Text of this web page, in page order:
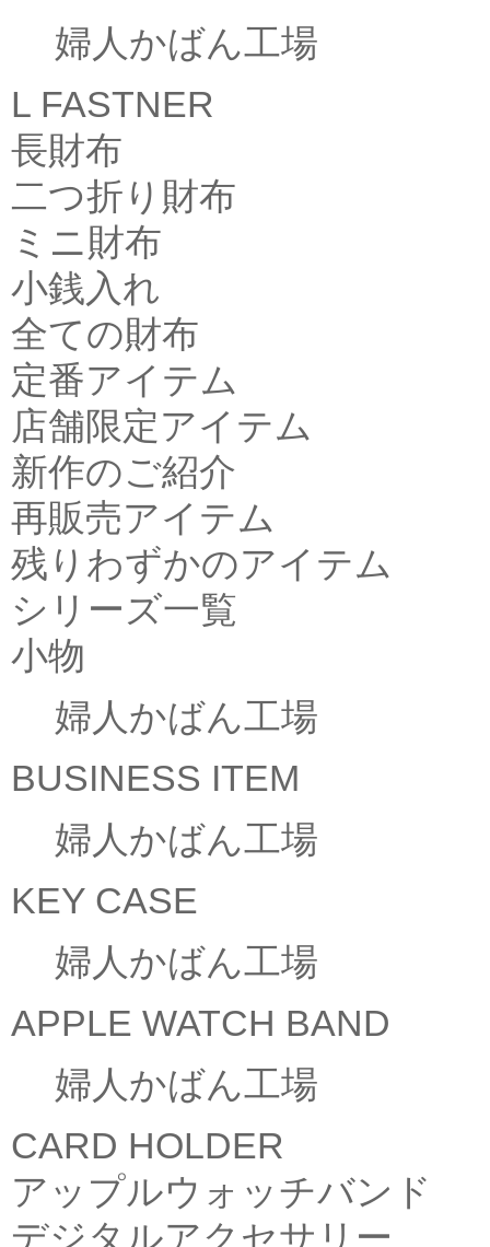
婦人かばん工場
L FASTNER
長財布
二つ折り財布
ミニ財布
小銭入れ
全ての財布
定番アイテム
店舗限定アイテム
新作のご紹介
再販売アイテム
残りわずかのアイテム
シリーズ一覧
小物
婦人かばん工場
BUSINESS ITEM
婦人かばん工場
KEY CASE
婦人かばん工場
APPLE WATCH BAND
婦人かばん工場
CARD HOLDER
アップルウォッチバンド
デジタルアクセサリー